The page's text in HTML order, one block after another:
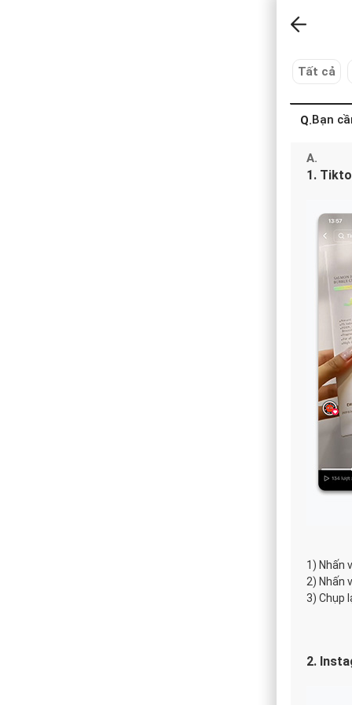
Tất cả
Q.Bạn
A.
1.
1) Nhấn
2) Nhấn
3) Chụp
2.